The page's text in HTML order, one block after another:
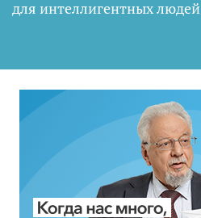
для интеллигентных людей